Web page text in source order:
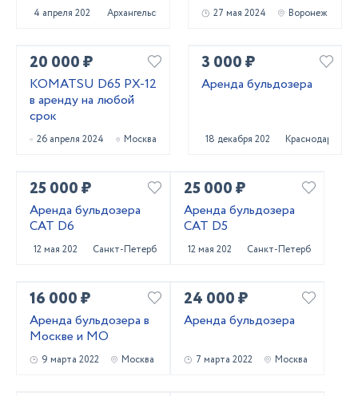
4 апреля 2025 Архангельск 27 мая 2024 Воронеж
20 000 ₽
KOMATSU D65 PX-12
в аренду на любой
срок
26 апреля 2024 Москва
3 000 ₽
Аренда бульдозера
18 декабря 2022 Краснодар
25 000 ₽
Аренда бульдозера
CAT D6
12 мая 2022 Санкт-Петербург
25 000 ₽
Аренда бульдозера
CAT D5
12 мая 2022 Санкт-Петербург
16 000 ₽
Аренда бульдозера в
Москве и МО
9 марта 2022 Москва
24 000 ₽
Аренда бульдозера
7 марта 2022 Москва